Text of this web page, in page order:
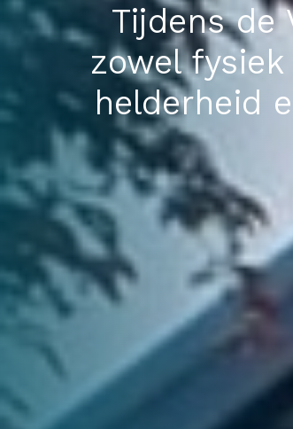
Tijdens de
zowel
helderheid